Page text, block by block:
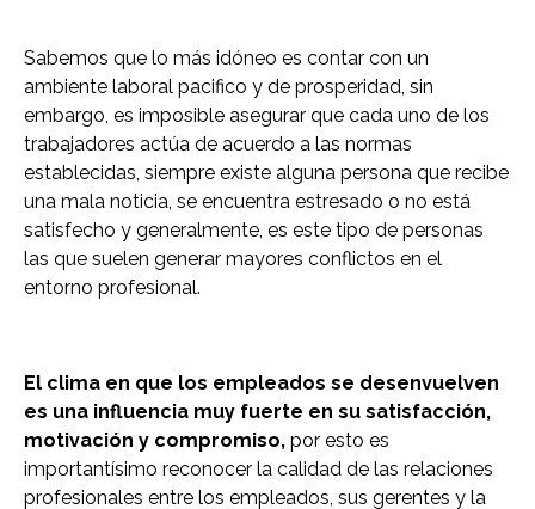
Sabemos que lo más idóneo es contar con un
ambiente laboral pacifico y de prosperidad, sin
embargo, es imposible asegurar que cada uno de los
trabajadores actúa de acuerdo a las normas
establecidas, siempre existe alguna persona que recibe
una mala noticia, se encuentra estresado o no está
satisfecho y generalmente, es este tipo de personas
las que suelen generar mayores conflictos en el
entorno profesional.
El clima en que los empleados se desenvuelven
es una influencia muy fuerte en su satisfacción,
motivación y compromiso, por esto es
importantísimo reconocer la calidad de las relaciones
profesionales entre los empleados, sus gerentes y la